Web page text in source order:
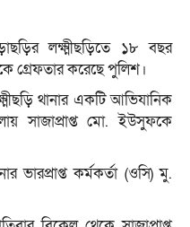
লক্ষ্মীছড়িতে ১৮ বছর
গ্রেফতার করেছে পুলিশ।
থানার একটি আভিযানিক
সাজাপ্রাপ্ত মো. ইউসুফকে
ভারপ্রাপ্ত কর্মকর্তা (ওসি) মু.